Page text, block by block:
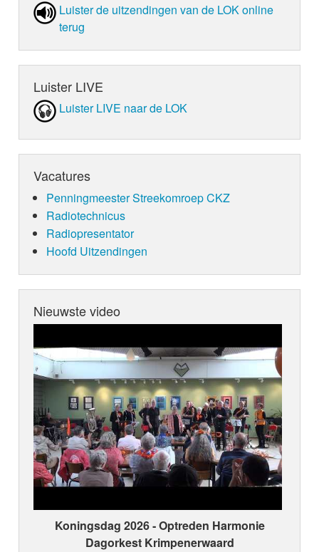
Luister de uit­zen­din­gen van de LOK online
terug
Luister LIVE
Luister LIVE naar de LOK
Vacatures
Penningmeester Streekomroep CKZ
Radiotechnicus
Radiopresentator
Hoofd Uitzendingen
Nieuwste video
Koningsdag 2026 ‑ Optreden Harmonie
Dagorkest Krimpenerwaard